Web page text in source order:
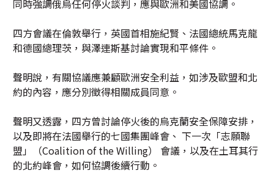
同時強調俄烏任何停火談判，應與歐洲和美國協調。
四方會議在倫敦舉行，英國首相施紀賢、法國總統馬克龍
和德國總理茨，與澤連斯基討論實現和平條件。
聲明說，有關協議應兼顧歐洲安全利益，如涉及歐盟和北
約的內容，應分別徵得相關成員同意。
聲明又透露，四方曾討論停火後的烏克蘭安全保障安排，
以及即將在法國舉行的七國集團峰會、 下一次「志願聯
盟」（Coalition of the Willing） 會議，以及在土耳其行
的北約峰會，如何協調後續行動。